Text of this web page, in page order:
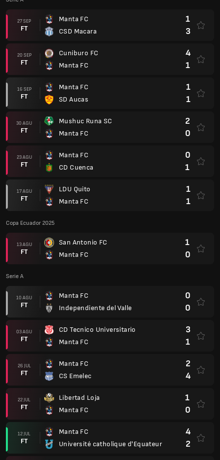
27 SEP
FT
Manta FC
CSD Macara
1
3
20 SEP
FT
Cuniburo FC
Manta FC
4
1
16 SEP
FT
Manta FC
SD Aucas
1
1
30 AGU
FT
Mushuc Runa SC
Manta FC
2
0
23 AGU
FT
Manta FC
CD Cuenca
0
1
17 AGU
FT
LDU Quito
Manta FC
1
1
Copa Ecuador 2025
13 AGU
FT
San Antonio FC
Manta FC
1
0
Serie A
10 AGU
FT
Manta FC
Independiente del Valle
0
0
03 AGU
FT
CD Tecnico Universitario
Manta FC
3
1
26 JUL
FT
Manta FC
CS Emelec
2
4
22 JUL
FT
Libertad Loja
Manta FC
1
0
12 JUL
FT
Manta FC
Université catholique d'Equateur
4
2